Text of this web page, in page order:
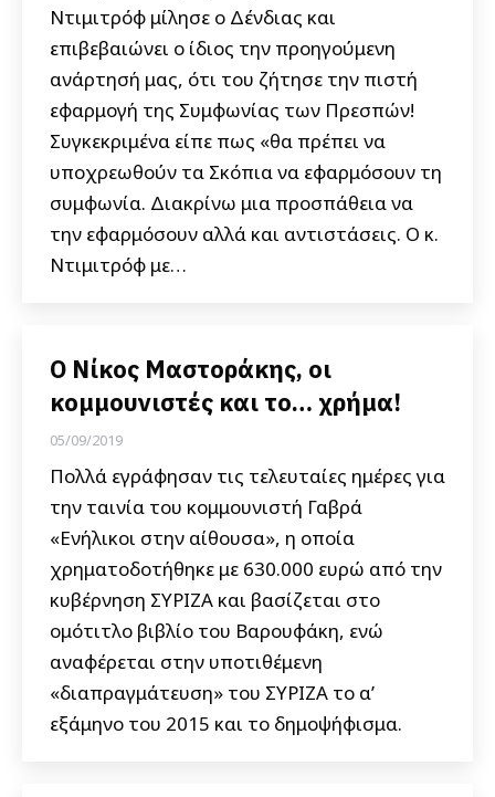
Ντιμιτρόφ μίλησε ο Δένδιας και
επιβεβαιώνει ο ίδιος την προηγούμενη
ανάρτησή μας, ότι του ζήτησε την πιστή
εφαρμογή της Συμφωνίας των Πρεσπών!
Συγκεκριμένα είπε πως «θα πρέπει να
υποχρεωθούν τα Σκόπια να εφαρμόσουν τη
συμφωνία. Διακρίνω μια προσπάθεια να
την εφαρμόσουν αλλά και αντιστάσεις. Ο κ.
Ντιμιτρόφ με…
Ο Νίκος Μαστοράκης, οι
κομμουνιστές και το… χρήμα!
05/09/2019
Πολλά εγράφησαν τις τελευταίες ημέρες για
την ταινία του κομμουνιστή Γαβρά
«Ενήλικοι στην αίθουσα», η οποία
χρηματοδοτήθηκε με 630.000 ευρώ από την
κυβέρνηση ΣΥΡΙΖΑ και βασίζεται στο
ομότιτλο βιβλίο του Βαρουφάκη, ενώ
αναφέρεται στην υποτιθέμενη
«διαπραγμάτευση» του ΣΥΡΙΖΑ το α’
εξάμηνο του 2015 και το δημοψήφισμα.